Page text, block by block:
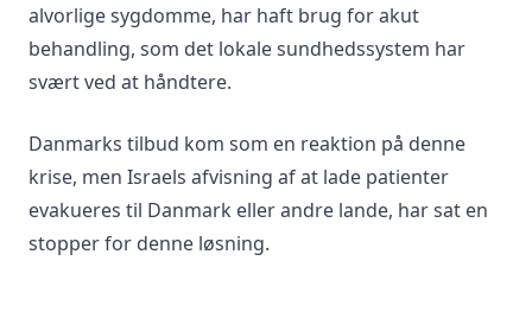
alvorlige sygdomme, har haft brug for akut
behandling, som det lokale sundhedssystem har
svært ved at håndtere.
Danmarks tilbud kom som en reaktion på denne
krise, men Israels afvisning af at lade patienter
evakueres til Danmark eller andre lande, har sat en
stopper for denne løsning.